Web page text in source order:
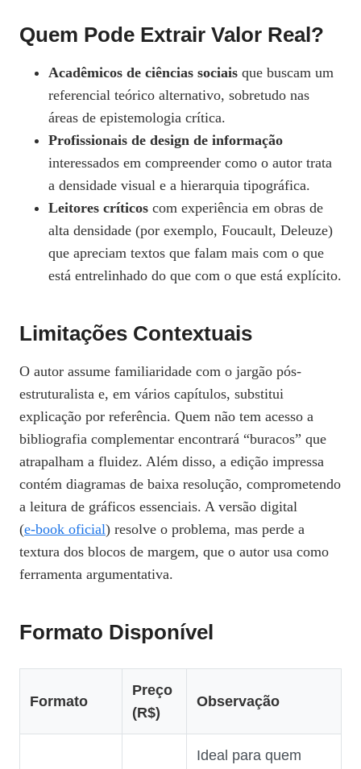
Quem Pode Extrair Valor Real?
Acadêmicos de ciências sociais que buscam um
referencial teórico alternativo, sobretudo nas
áreas de epistemologia crítica.
Profissionais de design de informação
interessados em compreender como o autor trata
a densidade visual e a hierarquia tipográfica.
Leitores críticos com experiência em obras de
alta densidade (por exemplo, Foucault, Deleuze)
que apreciam textos que falam mais com o que
está entrelinhado do que com o que está explícito.
Limitações Contextuais
O autor assume familiaridade com o jargão pós-
estruturalista e, em vários capítulos, substitui
explicação por referência. Quem não tem acesso a
bibliografia complementar encontrará “buracos” que
atrapalham a fluidez. Além disso, a edição impressa
contém diagramas de baixa resolução, comprometendo
a leitura de gráficos essenciais. A versão digital
(e‑book oficial) resolve o problema, mas perde a
textura dos blocos de margem, que o autor usa como
ferramenta argumentativa.
Formato Disponível
Formato
Preço
(R$)
Observação
Ideal para quem